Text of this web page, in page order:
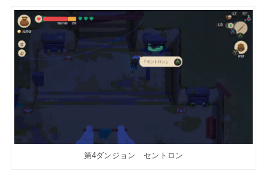
第4ダンジョン セントロン